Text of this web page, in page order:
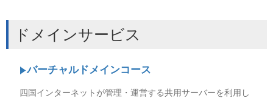
ドメインサービス
バーチャルドメインコース
四国インターネットが管理・運営する共用サーバーを利用し